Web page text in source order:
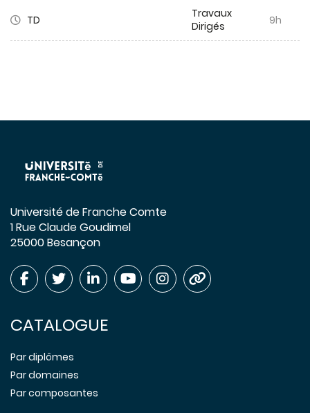
TD
Travaux
Dirigés
9h
Université de Franche Comte
1 Rue Claude Goudimel
25000 Besançon
CATALOGUE
Par diplômes
Par domaines
Par composantes